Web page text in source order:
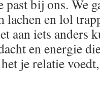
past bij ons. We
lachen en lol
aan iets anders
en energie
je relatie